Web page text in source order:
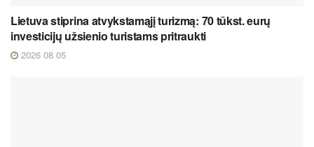
Lietuva stiprina atvykstamąjį turizmą: 70 tūkst. eurų
investicijų užsienio turistams pritraukti
2026 08 05